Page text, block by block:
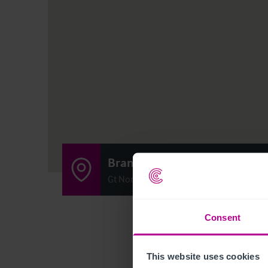
Consent
This website uses cookies
Brampton Hut
Gt North Road, Huntingdon, United